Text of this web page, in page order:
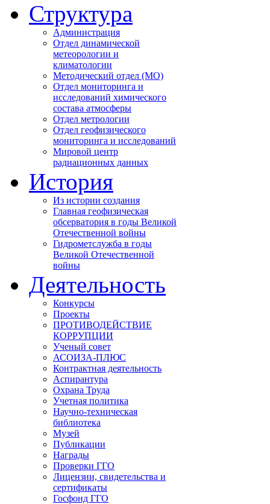
Структура
Администрация
Отдел динамической
метеорологии и
климатологии
Методический отдел (МО)
Отдел мониторинга и
исследований химического
состава атмосферы
Отдел метрологии
Отдел геофизического
мониторинга и исследований
Мировой центр
радиационных данных
История
Из истории создания
Главная геофизическая
обсерватория в годы Великой
Отечественной войны
Гидрометслужба в годы
Великой Отечественной
войны
Деятельность
Конкурсы
Проекты
ПРОТИВОДЕЙСТВИЕ
КОРРУПЦИИ
Ученый совет
АСОИЗА-ПЛЮС
Контрактная деятельность
Аспирантура
Охрана Труда
Учетная политика
Научно-техническая
библиотека
Музей
Публикации
Награды
Проверки ГГО
Лицензии, свидетельства и
сертификаты
Госфонд ГГО